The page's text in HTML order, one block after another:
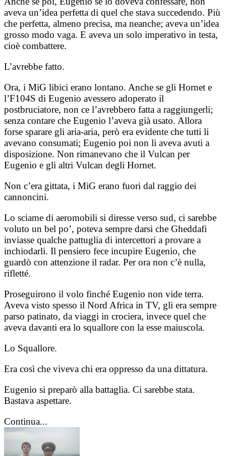
aveva un’idea perfetta di quel che stava succedendo. Più
che perfetta, almeno precisa, ma neanche; aveva un’idea
grosso modo vaga. E aveva un solo imperativo in testa,
cioè combattere.
L’avrebbe fatto.
Ora, i MiG libici erano lontano. Anche se gli Hornet e
l’F104S di Eugenio avessero adoperato il
postbruciatore, non ce l’avrebbero fatta a raggiungerli;
senza contare che Eugenio l’aveva già usato. Allora
forse sparare gli aria-aria, però era evidente che tutti li
avevano consumati; Eugenio poi non li aveva avuti a
disposizione. Non rimanevano che il Vulcan per
Eugenio e gli altri Vulcan degli Hornet.
Non c’era gittata, i MiG erano fuori dal raggio dei
cannoncini.
Lo sciame di aeromobili si diresse verso sud, ci sarebbe
voluto un bel po’, poteva sempre darsi che Gheddafi
inviasse qualche pattuglia di intercettori a provare a
inchiodarli. Il pensiero fece incupire Eugenio, che
guardò con attenzione il radar. Per ora non c’è nulla,
rifletté.
Proseguirono il volo finché Eugenio non vide terra.
Aveva visto spesso il Nord Africa in TV, gli era sempre
parso patinato, da viaggi in crociera, invece quel che
aveva davanti era lo squallore con la esse maiuscola.
Lo Squallore.
Era così che viveva chi era oppresso da una dittatura.
Eugenio si preparò alla battaglia. Ci sarebbe stata.
Bastava aspettare.
Continua...